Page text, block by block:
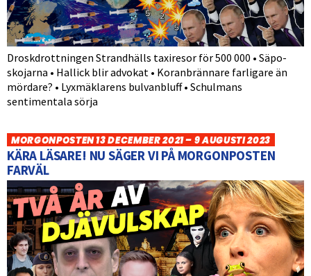
Droskdrottningen Strandhälls taxiresor för 500 000 • Säpo-
skojarna • Hallick blir advokat • Koranbrännare farligare än
mördare? • Lyxmäklarens bulvanbluff • Schulmans
sentimentala sörja
MORGONPOSTEN 13 DECEMBER 2021 – 9 AUGUSTI 2023
KÄRA LÄSARE! NU SÄGER VI PÅ MORGONPOSTEN
FARVÄL